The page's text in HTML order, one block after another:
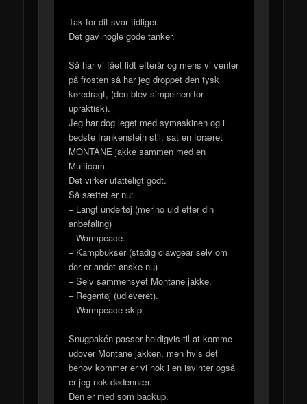
Tak for dit svar tidliger.
Det gav nogle gode tanker.
Så har vi fået lidt efterår og mens vi venter
på frosten så har jeg droppet den tysk
køredragt, (den blev simpelhen for
upraktisk).
Jeg har dog leget med symaskinen og i
bedste frankenstein stil, sat en foræret
MONTANE jakke sammen med en
Multicam.
Det virker ufatteligt godt.
Så sættet er nu:
– Langt undertøj (merino uld efter din
anbefaling)
– Warmpeace.
– Kampbukser (stadig clawgear selv om
der er andet ønske nu)
– Selv sammensyet Montane jakke.
– Regentøj (udleveret).
– Warmpeace skip
Snugpakén passer heldigvis til at komme
udover Montane jakken, men hvis det
behov kommer er vi nok i en isvinter også
er jeg nok dødennær.
Den er med som backup.